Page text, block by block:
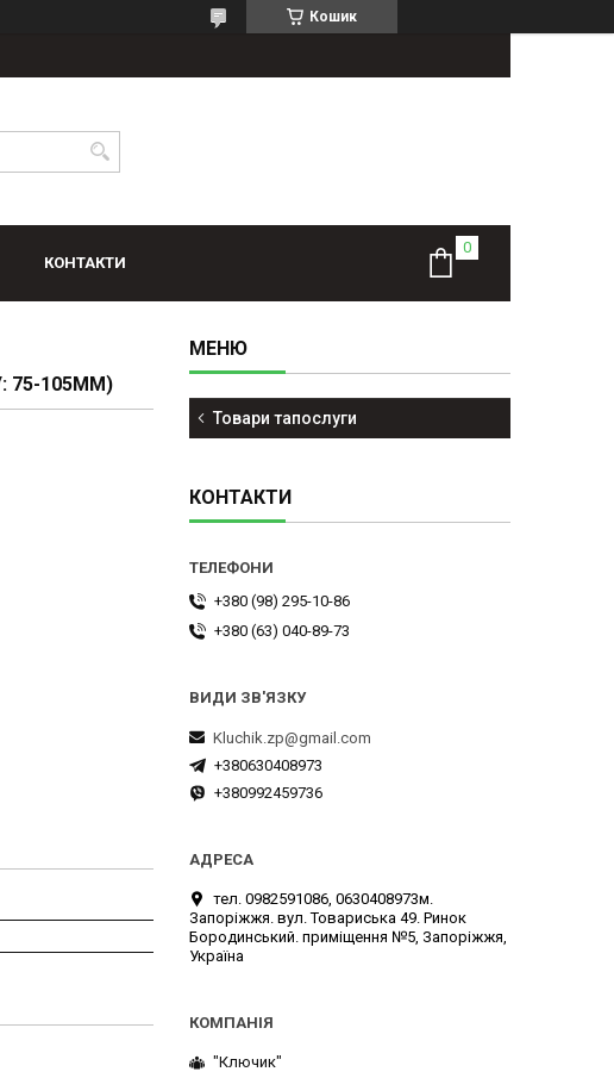
Кошик
КОНТАКТИ
75-105ММ)
Товари тапослуги
КОНТАКТИ
+380 (98) 295-10-86
+380 (63) 040-89-73
Kluchik.zp@gmail.com
+380630408973
+380992459736
тел. 0982591086, 0630408973м.
Запоріжжя. вул. Товариська 49. Ринок
Бородинський. приміщення №5, Запоріжжя,
Україна
"Ключик"